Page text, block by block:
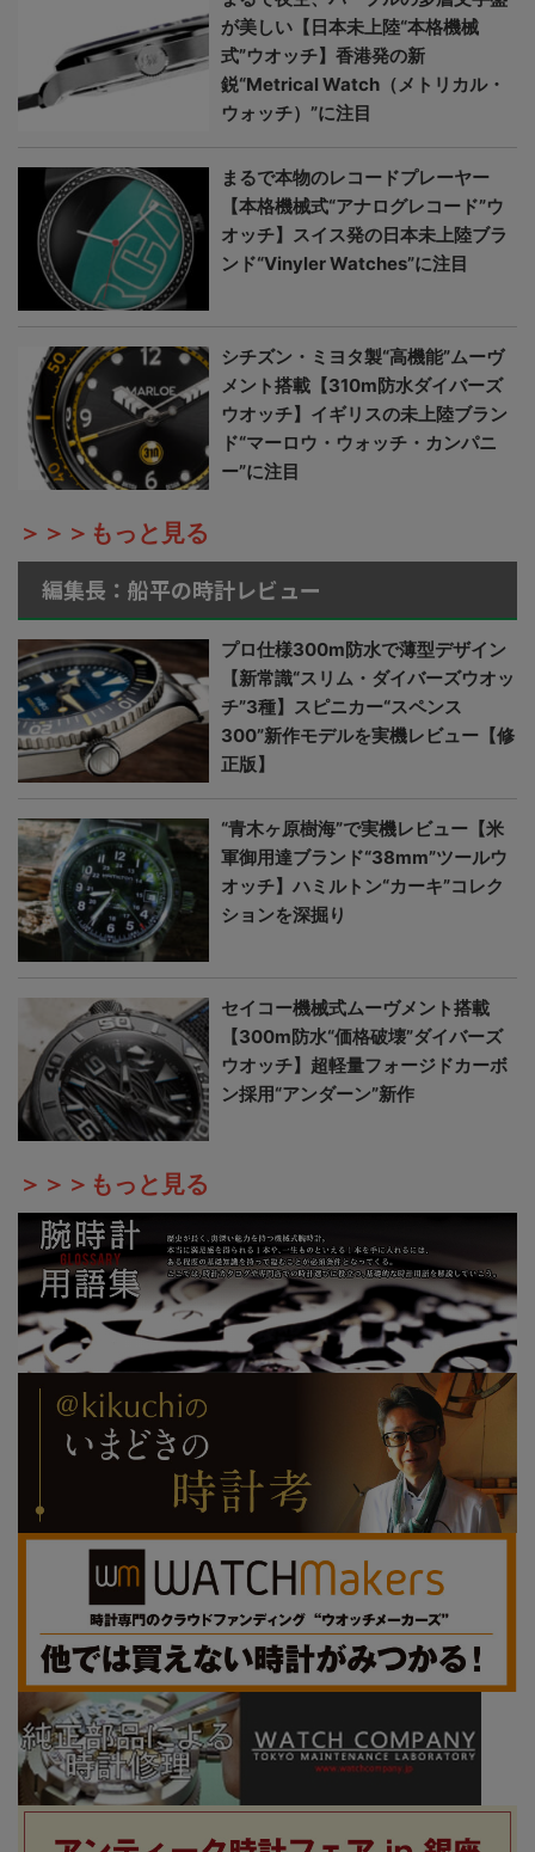
が美しい【日本未上陸“本格機械
式”ウオッチ】香港発の新
鋭“Metrical Watch（メトリカル・
ウォッチ）”に注目
まるで本物のレコードプレーヤー
【本格機械式“アナログレコード”ウ
オッチ】スイス発の日本未上陸ブラ
ンド“Vinyler Watches”に注目
シチズン・ミヨタ製“高機能”ムーヴ
メント搭載【310m防水ダイバーズ
ウオッチ】イギリスの未上陸ブラン
ド“マーロウ・ウォッチ・カンパニ
ー”に注目
＞＞＞もっと見る
編集長：船平の時計レビュー
プロ仕様300m防水で薄型デザイン
【新常識“スリム・ダイバーズウオッ
チ”3種】スピニカー“スペンス
300”新作モデルを実機レビュー【修
正版】
“青木ヶ原樹海”で実機レビュー【米
軍御用達ブランド“38mm”ツールウ
オッチ】ハミルトン“カーキ”コレク
ションを深掘り
セイコー機械式ムーヴメント搭載
【300m防水“価格破壊”ダイバーズ
ウオッチ】超軽量フォージドカーボ
ン採用“アンダーン”新作
＞＞＞もっと見る